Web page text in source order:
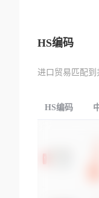
HS编码
进口贸易匹配到
HS编码